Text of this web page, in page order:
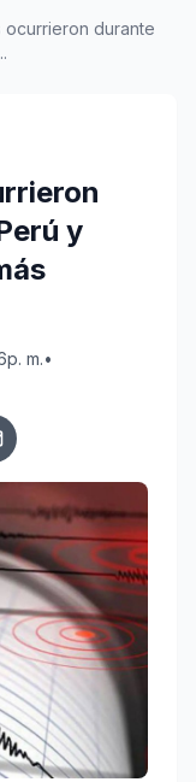
ocurrieron durante
y
m.•